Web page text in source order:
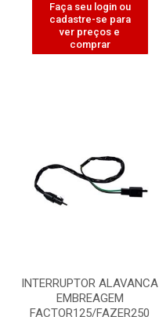
Faça seu login ou
cadastre-se para
ver preços e
comprar
INTERRUPTOR ALAVANCA
EMBREAGEM
FACTOR125/FAZER250